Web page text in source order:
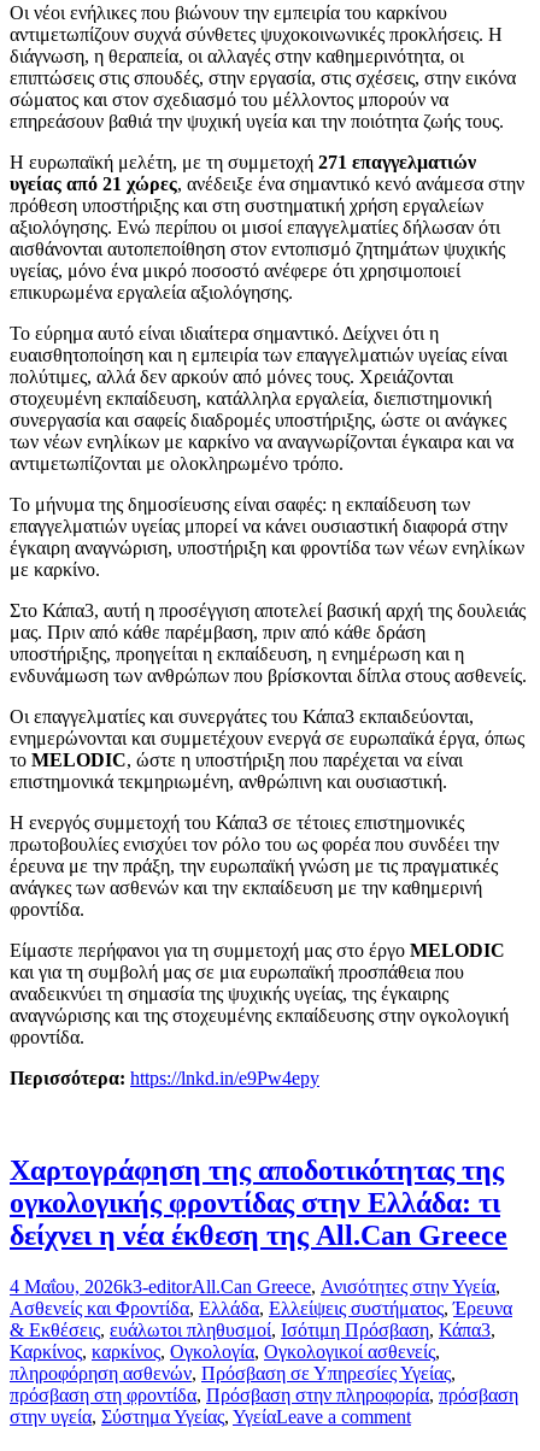
Οι νέοι ενήλικες που βιώνουν την εμπειρία του καρκίνου
αντιμετωπίζουν συχνά σύνθετες ψυχοκοινωνικές προκλήσεις. Η
διάγνωση, η θεραπεία, οι αλλαγές στην καθημερινότητα, οι
επιπτώσεις στις σπουδές, στην εργασία, στις σχέσεις, στην εικόνα
σώματος και στον σχεδιασμό του μέλλοντος μπορούν να
επηρεάσουν βαθιά την ψυχική υγεία και την ποιότητα ζωής τους.
Η ευρωπαϊκή μελέτη, με τη συμμετοχή 271 επαγγελματιών
υγείας από 21 χώρες, ανέδειξε ένα σημαντικό κενό ανάμεσα στην
πρόθεση υποστήριξης και στη συστηματική χρήση εργαλείων
αξιολόγησης. Ενώ περίπου οι μισοί επαγγελματίες δήλωσαν ότι
αισθάνονται αυτοπεποίθηση στον εντοπισμό ζητημάτων ψυχικής
υγείας, μόνο ένα μικρό ποσοστό ανέφερε ότι χρησιμοποιεί
επικυρωμένα εργαλεία αξιολόγησης.
Το εύρημα αυτό είναι ιδιαίτερα σημαντικό. Δείχνει ότι η
ευαισθητοποίηση και η εμπειρία των επαγγελματιών υγείας είναι
πολύτιμες, αλλά δεν αρκούν από μόνες τους. Χρειάζονται
στοχευμένη εκπαίδευση, κατάλληλα εργαλεία, διεπιστημονική
συνεργασία και σαφείς διαδρομές υποστήριξης, ώστε οι ανάγκες
των νέων ενηλίκων με καρκίνο να αναγνωρίζονται έγκαιρα και να
αντιμετωπίζονται με ολοκληρωμένο τρόπο.
Το μήνυμα της δημοσίευσης είναι σαφές: η εκπαίδευση των
επαγγελματιών υγείας μπορεί να κάνει ουσιαστική διαφορά στην
έγκαιρη αναγνώριση, υποστήριξη και φροντίδα των νέων ενηλίκων
με καρκίνο.
Στο Κάπα3, αυτή η προσέγγιση αποτελεί βασική αρχή της δουλειάς
μας. Πριν από κάθε παρέμβαση, πριν από κάθε δράση
υποστήριξης, προηγείται η εκπαίδευση, η ενημέρωση και η
ενδυνάμωση των ανθρώπων που βρίσκονται δίπλα στους ασθενείς.
Οι επαγγελματίες και συνεργάτες του Κάπα3 εκπαιδεύονται,
ενημερώνονται και συμμετέχουν ενεργά σε ευρωπαϊκά έργα, όπως
το MELODIC, ώστε η υποστήριξη που παρέχεται να είναι
επιστημονικά τεκμηριωμένη, ανθρώπινη και ουσιαστική.
Η ενεργός συμμετοχή του Κάπα3 σε τέτοιες επιστημονικές
πρωτοβουλίες ενισχύει τον ρόλο του ως φορέα που συνδέει την
έρευνα με την πράξη, την ευρωπαϊκή γνώση με τις πραγματικές
ανάγκες των ασθενών και την εκπαίδευση με την καθημερινή
φροντίδα.
Είμαστε περήφανοι για τη συμμετοχή μας στο έργο MELODIC
και για τη συμβολή μας σε μια ευρωπαϊκή προσπάθεια που
αναδεικνύει τη σημασία της ψυχικής υγείας, της έγκαιρης
αναγνώρισης και της στοχευμένης εκπαίδευσης στην ογκολογική
φροντίδα.
Περισσότερα: https://lnkd.in/e9Pw4epy
Χαρτογράφηση της αποδοτικότητας της
ογκολογικής φροντίδας στην Ελλάδα: τι
δείχνει η νέα έκθεση της All.Can Greece
4 Μαΐου, 2026k3-editorAll.Can Greece, Ανισότητες στην Υγεία,
Ασθενείς και Φροντίδα, Ελλάδα, Ελλείψεις συστήματος,Έρευνα
& Εκθέσεις, ευάλωτοι πληθυσμοί, Ισότιμη Πρόσβαση, Κάπα3,
Καρκίνος, καρκίνος, Ογκολογία, Ογκολογικοί ασθενείς,
πληροφόρηση ασθενών, Πρόσβαση σε Υπηρεσίες Υγείας,
πρόσβαση στη φροντίδα, Πρόσβαση στην πληροφορία, πρόσβαση
στην υγεία, Σύστημα Υγείας, ΥγείαLeave a comment